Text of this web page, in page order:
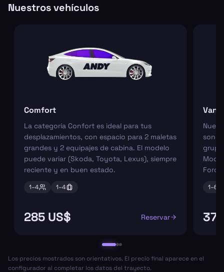
Nuestros vehículos
Comfort
La categoría Confort es ideal para tus
desplazamientos, con espacio para 2 maletas
grandes y 2 equipajes de cabina. El modelo
puede variar (Skoda, Toyota, Lexus), siempre
reciente y en buen estado.
1–4 1–4
285 US$ Reservar
Van
son
Ford
1–6
Los precios mostrados son orientativos. El precio final aparece en el
configurador al completar los datos del trayecto.